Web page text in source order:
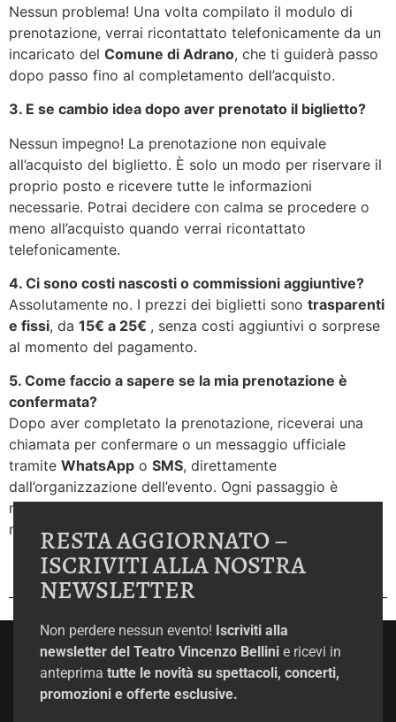
Nessun problema! Una volta compilato il modulo di
prenotazione, verrai ricontattato telefonicamente da un
incaricato del Comune di Adrano, che ti guiderà passo
dopo passo fino al completamento dell’acquisto.
3. E se cambio idea dopo aver prenotato il biglietto?
Nessun impegno! La prenotazione non equivale
all’acquisto del biglietto. È solo un modo per riservare il
proprio posto e ricevere tutte le informazioni
necessarie. Potrai decidere con calma se procedere o
meno all’acquisto quando verrai ricontattato
telefonicamente.
4. Ci sono costi nascosti o commissioni aggiuntive?
Assolutamente no. I prezzi dei biglietti sono trasparenti
e fissi, da 15€ a 25€ , senza costi aggiuntivi o sorprese
al momento del pagamento.
5. Come faccio a sapere se la mia prenotazione è
confermata?
Dopo aver completato la prenotazione, riceverai una
chiamata per confermare o un messaggio ufficiale
tramite WhatsApp o SMS, direttamente
dall’organizzazione dell’evento. Ogni passaggio è
monitorato dal
massima chiarezza e professionalità.
RESTA AGGIORNATO –
ISCRIVITI ALLA NOSTRA
NEWSLETTER
Non perdere nessun evento! Iscriviti alla
newsletter del Teatro Vincenzo Bellini e ricevi in
anteprima tutte le novità su spettacoli, concerti,
promozioni e offerte esclusive.